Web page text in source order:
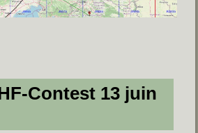
Contest 13 juin